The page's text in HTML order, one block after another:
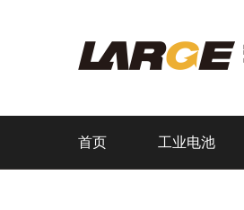
首页 工业电池